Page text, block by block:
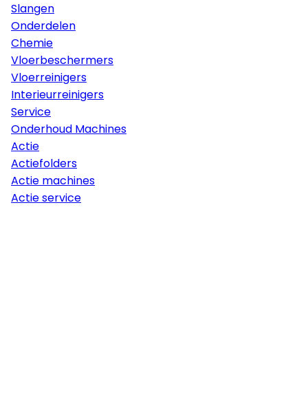
Slangen
Onderdelen
Chemie
Vloerbeschermers
Vloerreinigers
Interieurreinigers
Service
Onderhoud Machines
Actie
Actiefolders
Actie machines
Actie service